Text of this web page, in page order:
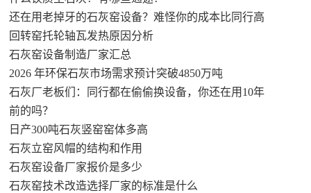
还在用老掉牙的石灰窑设备？难怪你的成本比同行高
回转窑托轮轴瓦发热原因分析
石灰窑设备制造厂家汇总
2026 年环保石灰市场需求预计突破4850万吨
石灰厂老板们：同行都在偷偷换设备，你还在用10年
前的吗？
日产300吨石灰竖窑窑体多高
石灰立窑风帽的结构和作用
石灰窑设备厂家报价是多少
石灰窑技术改造选择厂家的标准是什么